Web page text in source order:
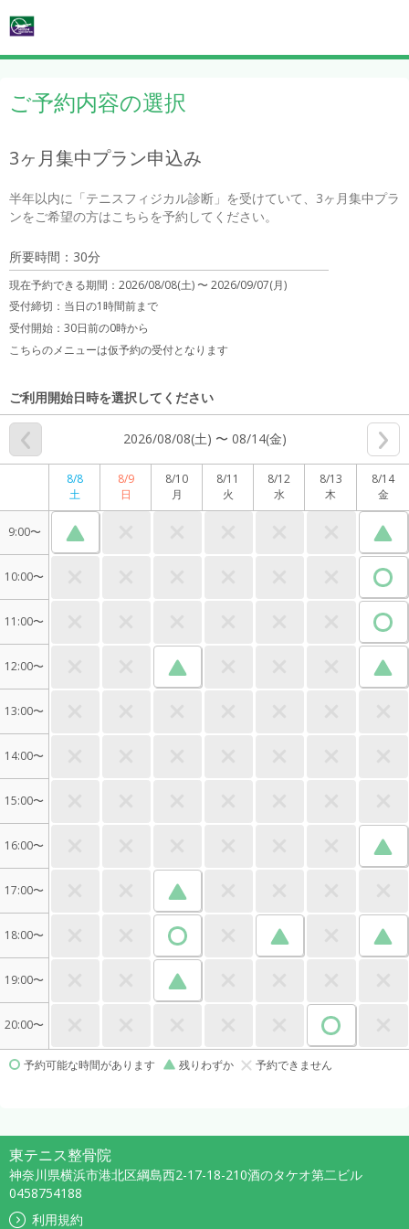
ご予約内容の選択
3ヶ月集中プラン申込み
半年以内に「テニスフィジカル診断」を受けていて、3ヶ月集中プラ
ンをご希望の方はこちらを予約してください。
所要時間：30分
現在予約できる期間： 2026/08/08(土) 〜2026/09/07(月)
受付締切： 当日の1時間前まで
受付開始： 30日前の0時から
こちらのメニューは仮予約の受付となります
ご利用開始日時を選択してください
2026/08/08(土) 〜 08/14(金)
8/8
土
8/9
日
8/10
月
8/11
火
8/12
水
8/13
木
8/14
金
9:00〜
10:00〜
11:00〜
12:00〜
13:00〜
14:00〜
15:00〜
16:00〜
17:00〜
18:00〜
19:00〜
20:00〜
予約可能な時間があります 残りわずか 予約できません
東テニス整骨院
神奈川県横浜市港北区綱島西2-17-18-210酒のタケオ第二ビル
0458754188
利用規約